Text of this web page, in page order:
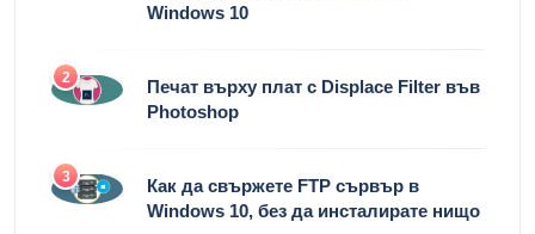
Windows 10
2
Печат върху плат с Displace Filter във
Photoshop
3
Как да свържете FTP сървър в
Windows 10, без да инсталирате нищо